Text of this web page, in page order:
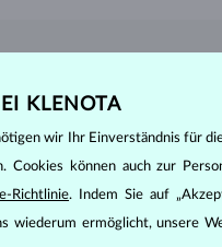
bewertet - die sogenannten
Diamanten.
Schliff ein Rundschliff,
Herz, Tropfen,
KLENOTA
wir Ihr Einverständnis für
können auch zur
Richtlinie. Indem Sie auf
wiederum ermöglicht, unsere